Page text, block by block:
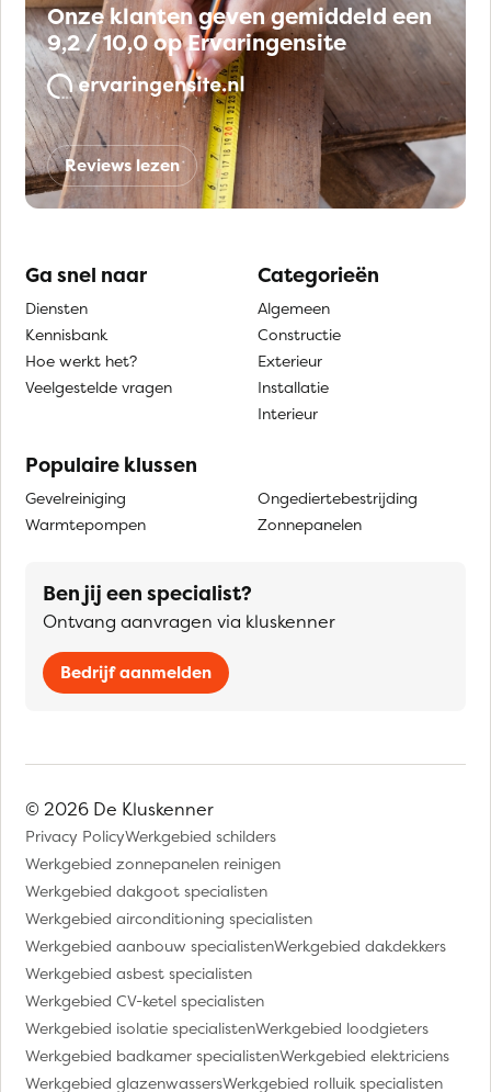
Onze klanten geven gemiddeld een
9,2 / 10,0 op Ervaringensite
Reviews lezen
Ga snel naar
Diensten
Kennisbank
Hoe werkt het?
Veelgestelde vragen
Categorieën
Algemeen
Constructie
Exterieur
Installatie
Interieur
Populaire klussen
Gevelreiniging
Warmtepompen
Ongediertebestrijding
Zonnepanelen
Ben jij een specialist?
Ontvang aanvragen via kluskenner
Bedrijf aanmelden
© 2026 De Kluskenner
Privacy PolicyWerkgebied schilders
Werkgebied zonnepanelen reinigen
Werkgebied dakgoot specialisten
Werkgebied airconditioning specialisten
Werkgebied aanbouw specialistenWerkgebied dakdekkers
Werkgebied asbest specialisten
Werkgebied CV-ketel specialisten
Werkgebied isolatie specialistenWerkgebied loodgieters
Werkgebied badkamer specialistenWerkgebied elektriciens
Werkgebied glazenwassersWerkgebied rolluik specialisten